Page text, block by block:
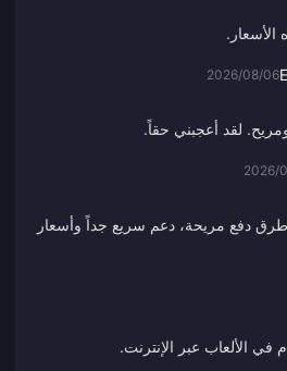
الأسعار.
2026/08/06
لقد أعجبني حقاً.
2026/
طرق دفع مريحة، دعم سريع جداً وأسعار
في الألعاب عبر الإنترنت.